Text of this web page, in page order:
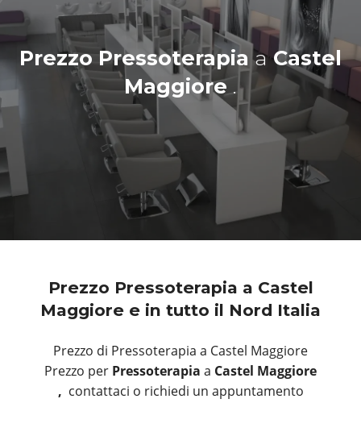
Prezzo PressoterapiaaCastel
Maggiore.
Prezzo Pressoterapia a Castel
Maggiore e in tutto il Nord Italia
Prezzo di Pressoterapia a Castel Maggiore
Prezzo per Pressoterapia a Castel Maggiore
, contattaci o richiedi un appuntamento